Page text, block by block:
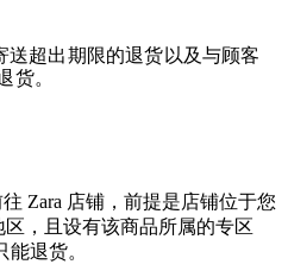
送超出期限的退货以及与顾客
货。
Zara 店铺，前提是店铺位于您
，且设有该商品所属的专区
退货。